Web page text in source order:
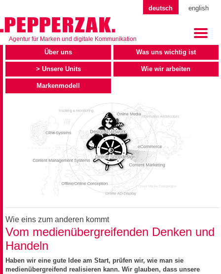
deutsch english
Agentur für Marken und digitale Kommunikation
Über uns Was uns wichtig ist
Unsere Units Wie wir arbeiten
Markenmodell
Wie eins zum anderen kommt
Vom medienübergreifenden Denken und
Handeln
Haben wir eine gute Idee am Start, prüfen wir, wie man sie
medienübergreifend realisieren kann. Wir glauben, dass unsere